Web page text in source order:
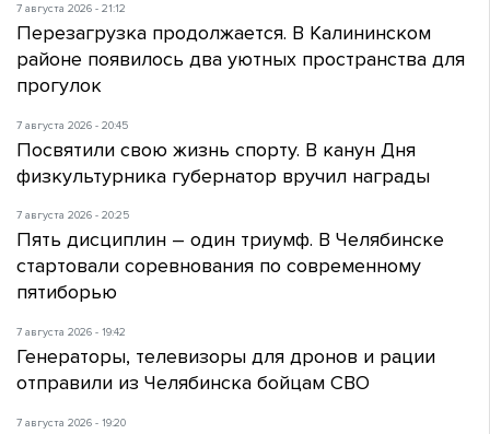
7 августа 2026 - 21:12
Перезагрузка продолжается. В Калининском
районе появилось два уютных пространства для
прогулок
7 августа 2026 - 20:45
Посвятили свою жизнь спорту. В канун Дня
физкультурника губернатор вручил награды
7 августа 2026 - 20:25
Пять дисциплин – один триумф. В Челябинске
стартовали соревнования по современному
пятиборью
7 августа 2026 - 19:42
Генераторы, телевизоры для дронов и рации
отправили из Челябинска бойцам СВО
7 августа 2026 - 19:20